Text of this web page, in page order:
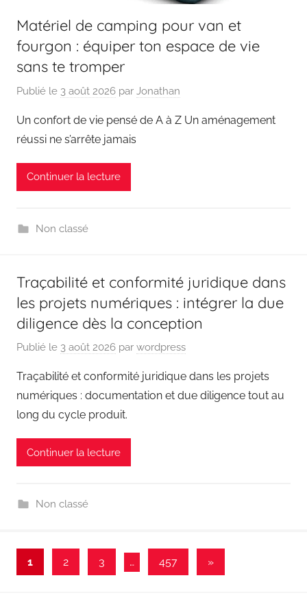
Matériel de camping pour van et
fourgon : équiper ton espace de vie
sans te tromper
Publié le 3 août 2026 par Jonathan
Un confort de vie pensé de A à Z Un aménagement
réussi ne s’arrête jamais
Continuer la lecture
Non classé
Traçabilité et conformité juridique dans
les projets numériques : intégrer la due
diligence dès la conception
Publié le 3 août 2026 par wordpress
Traçabilité et conformité juridique dans les projets
numériques : documentation et due diligence tout au
long du cycle produit.
Continuer la lecture
Non classé
Pagination
1 2 3 … 457
Articles
»